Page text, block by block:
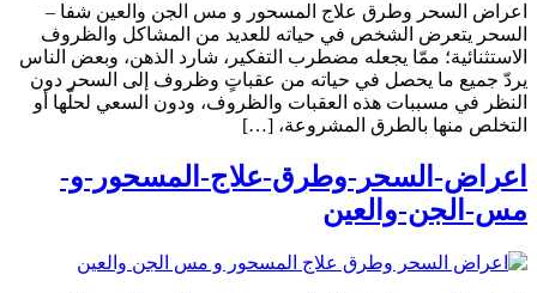
اعراض السحر وطرق علاج المسحور و مس الجن والعين شفا –
السحر يتعرض الشخص في حياته للعديد من المشاكل والظروف
الاستثنائية؛ ممّا يجعله مضطرب التفكير، شارد الذهن، وبعض الناس
يردّ جميع ما يحصل في حياته من عقباتٍ وظروف إلى السحر دون
النظر في مسببات هذه العقبات والظروف، ودون السعي لحلّها أو
التخلص منها بالطرق المشروعة، […]
اعراض-السحر-وطرق-علاج-المسحور-و-
مس-الجن-والعين